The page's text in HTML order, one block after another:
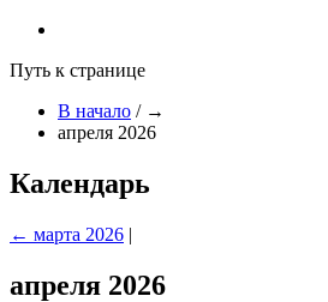
Путь к странице
В начало / →
апреля 2026
Календарь
← марта 2026 |
апреля 2026